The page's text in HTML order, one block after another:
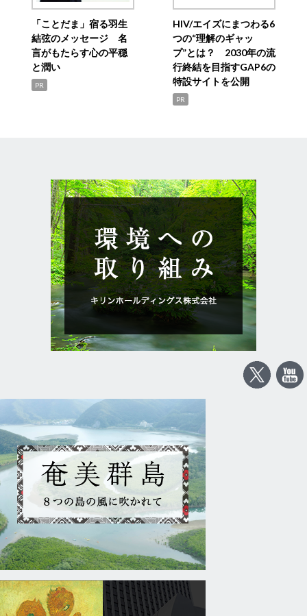
「ことだま」宿る羽生
結弦のメッセージ 名
言がもたらす心の平穏
と潤い
PR
HIV/エイズにまつわる6
つの“理解のギャッ
プ”とは？ 2030年の流
行終結を目指すGAP6の
特設サイトを公開
PR